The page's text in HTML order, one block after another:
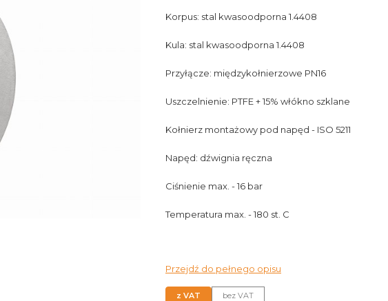
Korpus: stal kwasoodporna 1.4408
Kula: stal kwasoodporna 1.4408
Przyłącze: międzykołnierzowe PN16
Uszczelnienie: PTFE + 15% włókno szklane
Kołnierz montażowy pod napęd - ISO 5211
Napęd: dźwignia ręczna
Ciśnienie max. - 16 bar
Temperatura max. - 180 st. C
Przejdź do pełnego opisu
z VAT bez VAT